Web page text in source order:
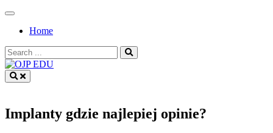
Skip
contentHome
Search
for:
Implanty gdzie najlepiej opinie?